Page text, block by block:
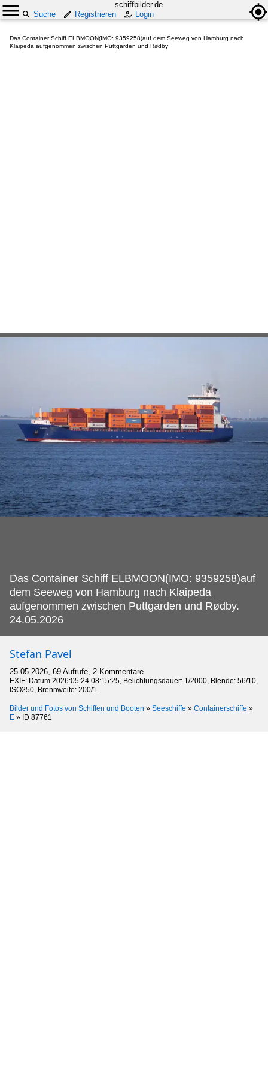
schiffbilder.de
Suche
Registrieren Login
Das Container Schiff ELBMOON(IMO: 9359258)auf dem Seeweg von Hamburg nach
Klaipeda aufgenommen zwischen Puttgarden und Rødby
Das Container Schiff ELBMOON(IMO: 9359258)auf
dem Seeweg von Hamburg nach Klaipeda
aufgenommen zwischen Puttgarden und Rødby.
24.05.2026
Stefan Pavel
25.05.2026, 69 Aufrufe, 2 Kommentare
EXIF: Datum 2026:05:24 08:15:25, Belichtungsdauer: 1/2000, Blende: 56/10,
ISO250, Brennweite: 200/1
Bilder und Fotos von Schiffen und Booten » Seeschiffe » Containerschiffe »
E » ID 87761